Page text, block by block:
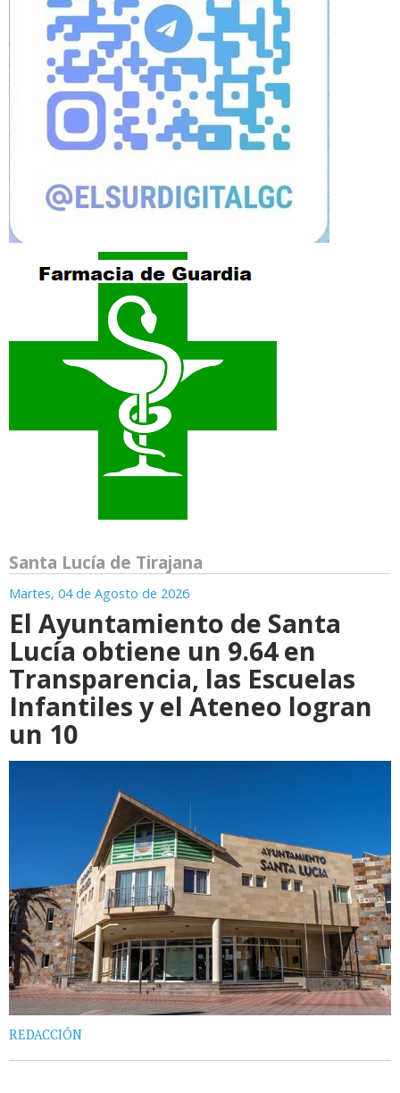
Santa Lucía de Tirajana
Martes, 04 de Agosto de 2026
El Ayuntamiento de Santa
Lucía obtiene un 9.64 en
Transparencia, las Escuelas
Infantiles y el Ateneo logran
un 10
REDACCIÓN